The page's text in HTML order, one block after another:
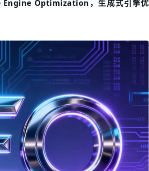
Engine Optimization，生成式引擎优